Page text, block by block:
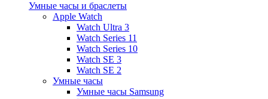
Умные часы и браслеты
Apple Watch
Watch Ultra 3
Watch Series 11
Watch Series 10
Watch SE 3
Watch SE 2
Умные часы
Умные часы Samsung